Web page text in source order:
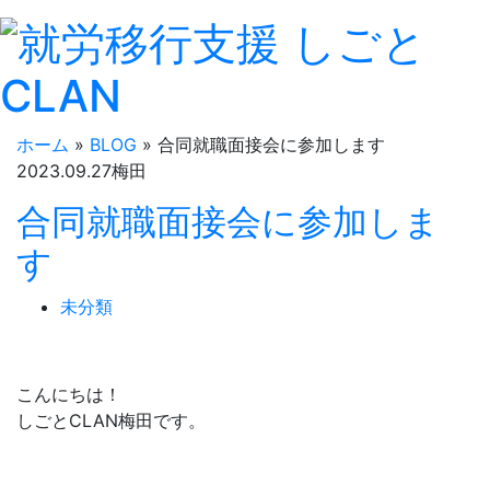
ホーム » BLOG » 合同就職面接会に参加します
2023.09.27梅田
合同就職面接会に参加しま
す
未分類
こんにちは！
しごとCLAN梅田です。